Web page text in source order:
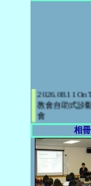
教會自助式診
會
2026.08.25
LifePath《實
體驗式工作坊
心的生命
2026.09.15
相冊